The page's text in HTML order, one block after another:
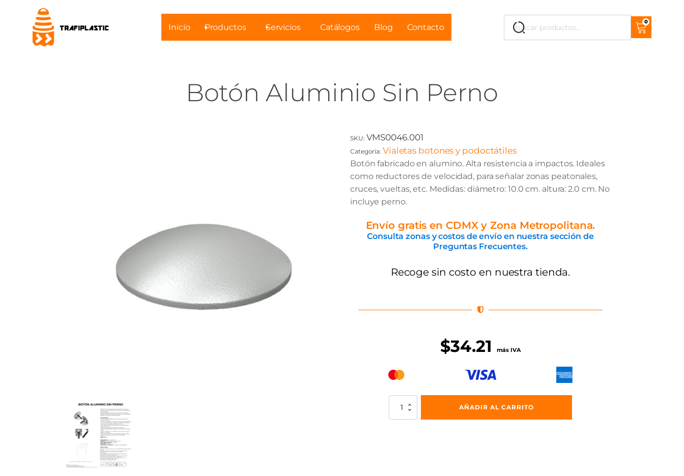
Inicio Productos Servicios Catálogos Blog Contacto
Buscar
por:
Cuando hay resultados autocompletados,
0
Botón Aluminio Sin Perno
SKU: VMS0046.001
Categoría: Vialetas botones y podoctátiles
Botón fabricado en alumino. Alta resistencia a impactos. Ideales
como reductores de velocidad, para señalar zonas peatonales,
cruces, vueltas, etc. Medidas: diámetro: 10.0 cm. altura: 2.0 cm. No
incluye perno.
Envío gratis en CDMX y Zona Metropolitana.
Consulta zonas y costos de envío en nuestra sección de
Preguntas Frecuentes.
Recoge sin costo en nuestra tienda.
$34.21 más IVA
Botón
AÑADIR AL CARRITO